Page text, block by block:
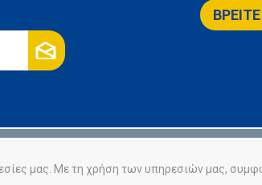
Powered bynopCommerce
μας. Με τη χρήση των υπηρεσιών μας,